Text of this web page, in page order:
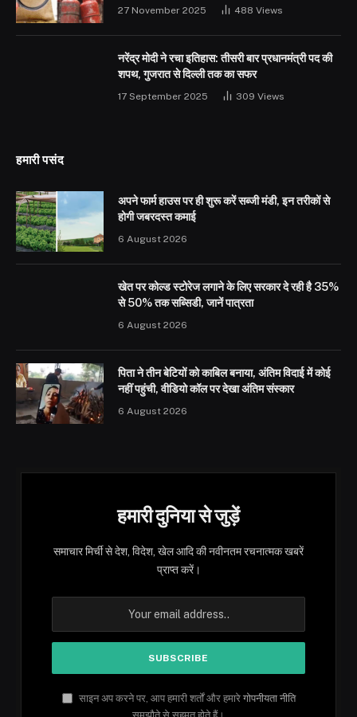
27 November 2025 488 Views
नरेंद्र मोदी ने रचा इतिहास: तीसरी बार प्रधानमंत्री पद की
शपथ, गुजरात से दिल्ली तक का सफर
17 September 2025 309 Views
हमारी पसंद
अपने फार्म हाउस पर ही शुरू करें सब्जी मंडी, इन तरीकों से
होगी जबरदस्त कमाई
6 August 2026
खेत पर कोल्ड स्टोरेज लगाने के लिए सरकार दे रही है 35%
से 50% तक सब्सिडी, जानें पात्रता
6 August 2026
पिता ने तीन बेटियों को काबिल बनाया, अंतिम विदाई में कोई
नहीं पहुंची, वीडियो कॉल पर देखा अंतिम संस्कार
6 August 2026
हमारी दुनिया से जुड़ें
समाचार मिर्ची से देश, विदेश, खेल आदि की नवीनतम रचनात्मक खबरें
प्राप्त करें।
साइन अप करने पर, आप हमारी शर्तों और हमारे गोपनीयता नीति